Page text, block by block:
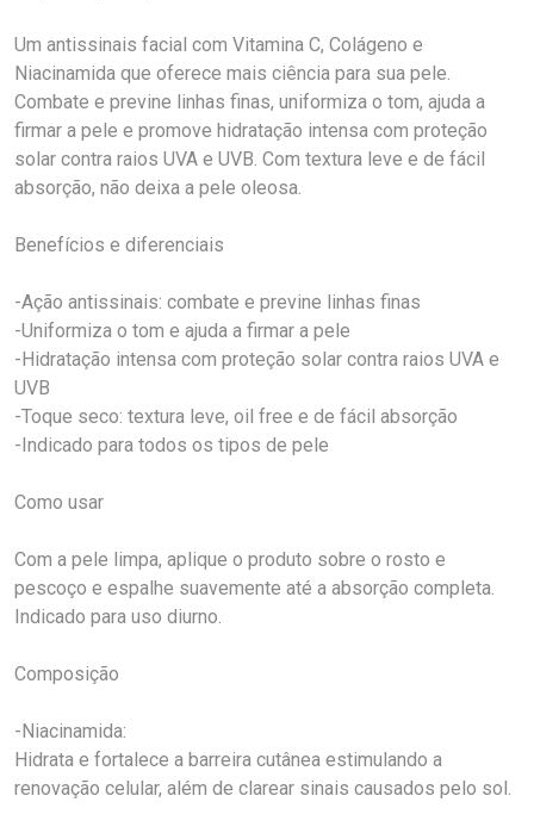
Um antissinais facial com Vitamina C, Colágeno e
Niacinamida que oferece mais ciência para sua pele.
Combate e previne linhas finas, uniformiza o tom, ajuda a
firmar a pele e promove hidratação intensa com proteção
solar contra raios UVA e UVB. Com textura leve e de fácil
absorção, não deixa a pele oleosa.
Benefícios e diferenciais
-Ação antissinais: combate e previne linhas finas
-Uniformiza o tom e ajuda a firmar a pele
-Hidratação intensa com proteção solar contra raios UVA e
UVB
-Toque seco: textura leve, oil free e de fácil absorção
-Indicado para todos os tipos de pele
Como usar
Com a pele limpa, aplique o produto sobre o rosto e
pescoço e espalhe suavemente até a absorção completa.
Indicado para uso diurno.
Composição
-Niacinamida:
Hidrata e fortalece a barreira cutânea estimulando a
renovação celular, além de clarear sinais causados pelo sol.